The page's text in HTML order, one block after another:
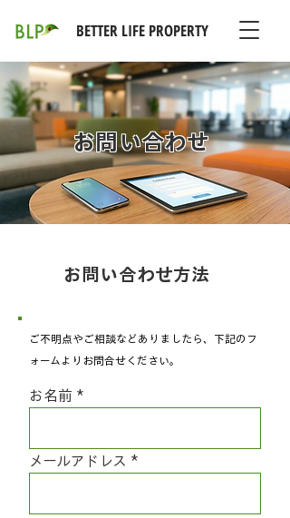
BETTER LIFE PROPERTY
お問い合わせ
お問い合わせ方法
ご不明点やご相談などありましたら、下記のフ
ォームよりお問合せください。
お名前
メールアドレス